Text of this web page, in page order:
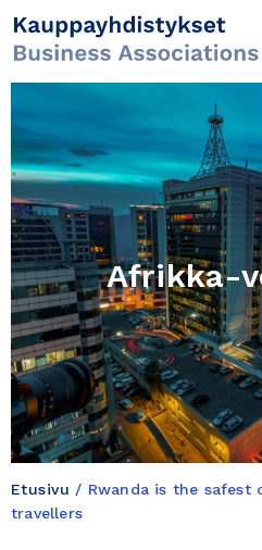
Afrikka-
Etusivu / Rwanda is the
travellers